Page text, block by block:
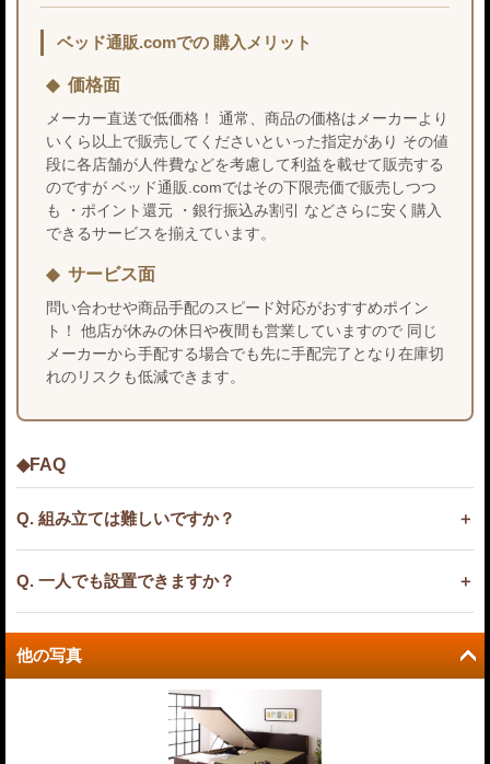
ベッド通販.comでの 購入メリット
価格面
メーカー直送で低価格！ 通常、商品の価格はメーカーより
いくら以上で販売してくださいといった指定があり その値
段に各店舗が人件費などを考慮して利益を載せて販売する
のですが ベッド通販.comではその下限売価で販売しつつ
も ・ポイント還元 ・銀行振込み割引 などさらに安く購入
できるサービスを揃えています。
サービス面
問い合わせや商品手配のスピード対応がおすすめポイン
ト！ 他店が休みの休日や夜間も営業していますので 同じ
メーカーから手配する場合でも先に手配完了となり在庫切
れのリスクも低減できます。
◆FAQ
Q. 組み立ては難しいですか？
Q. 一人でも設置できますか？
他の写真